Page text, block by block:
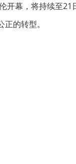
开幕，将持续至
正的转型。